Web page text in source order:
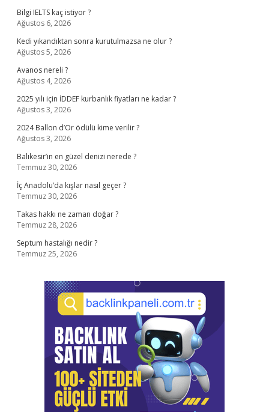
Bilgi IELTS kaç istiyor ?
Ağustos 6, 2026
Kedi yıkandıktan sonra kurutulmazsa ne olur ?
Ağustos 5, 2026
Avanos nereli ?
Ağustos 4, 2026
2025 yılı için İDDEF kurbanlık fiyatları ne kadar ?
Ağustos 3, 2026
2024 Ballon d’Or ödülü kime verilir ?
Ağustos 3, 2026
Balıkesir’in en güzel denizi nerede ?
Temmuz 30, 2026
İç Anadolu’da kışlar nasıl geçer ?
Temmuz 30, 2026
Takas hakkı ne zaman doğar ?
Temmuz 28, 2026
Septum hastalığı nedir ?
Temmuz 25, 2026